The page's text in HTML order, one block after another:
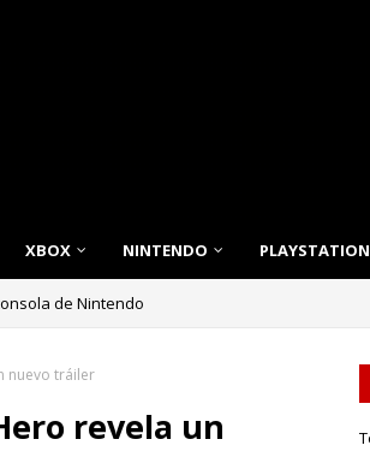
XBOX NINTENDO PLAYSTATION
de Nintendo
para tu Hogar
nuevo tráiler
revela un